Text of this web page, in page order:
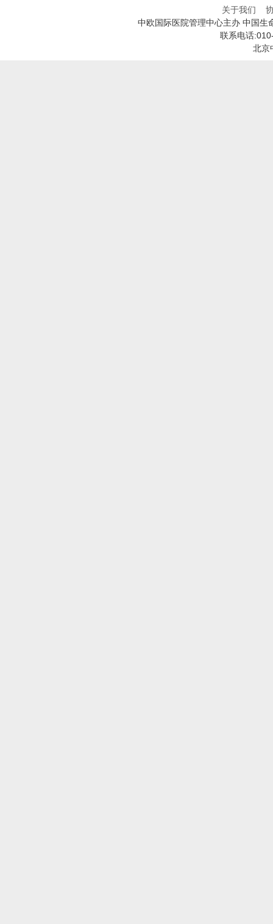
关于我们
中欧国际医院管理中心主办 中国生
联系电话
北京